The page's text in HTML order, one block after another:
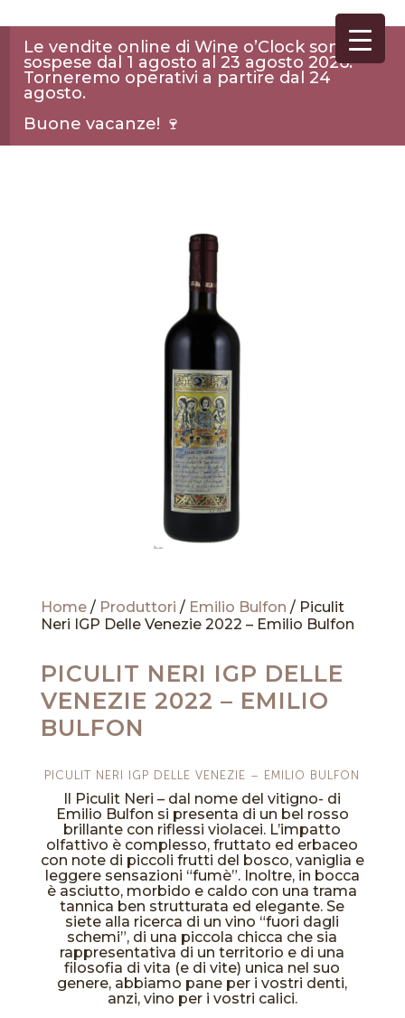
Le vendite online di Wine o’Clock sono
sospese dal 1 agosto al 23 agosto 2026.
Torneremo operativi a partire dal 24
agosto.
Buone vacanze! 🍷
Home/ Produttori / Emilio Bulfon / Piculit
Neri IGP Delle Venezie 2022 – Emilio Bulfon
PICULIT NERI IGP DELLE
VENEZIE 2022 – EMILIO
BULFON
PICULIT NERI IGP DELLE VENEZIE – EMILIO BULFON
Il Piculit Neri – dal nome del vitigno- di
Emilio Bulfon si presenta di un bel rosso
brillante con riflessi violacei. L’impatto
olfattivo è complesso, fruttato ed erbaceo
con note di piccoli frutti del bosco, vaniglia e
leggere sensazioni “fumè”. Inoltre, in bocca
è asciutto, morbido e caldo con una trama
tannica ben strutturata ed elegante. Se
siete alla ricerca di un vino “fuori dagli
schemi”, di una piccola chicca che sia
rappresentativa di un territorio e di una
filosofia di vita (e di vite) unica nel suo
genere, abbiamo pane per i vostri denti,
anzi, vino per i vostri calici.